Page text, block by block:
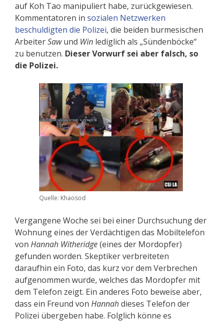
auf Koh Tao manipuliert habe, zurückgewiesen.
Kommentatoren in sozialen Netzwerken
beschuldigten die Polizei, die beiden burmesischen
ArbeiterSawund Win lediglich als „Sündenböcke“
zu benutzen. Dieser Vorwurf sei aber falsch, so
die Polizei.
Quelle: Khaosod
Vergangene Woche sei bei einer Durchsuchung der
Wohnung eines der Verdächtigen das Mobil­telefon
von Hannah Witheridge(eines der Mordopfer)
gefunden worden. Skeptiker verbreiteten
daraufhin ein Foto, das kurz vor dem Verbrechen
aufgenommen wurde, welches das Mordopfer mit
dem Telefon zeigt. Ein anderes Foto beweise aber,
dass ein Freund von Hannahdieses Telefon der
Polizei übergeben habe. Folglich könne es